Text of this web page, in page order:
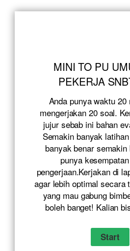
MINI TO PU
PEKERJA
Anda punya waktu 20
mengerjakan 20 soal.
jujur sebab ini bahan
Semakin banyak
banyak benar
punya
pengerjaan.Kerjakan di
agar lebih optimal secara
yang mau gabung
boleh banget! Kalian